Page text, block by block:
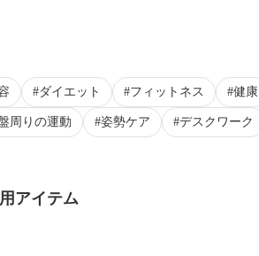
ダイエット フィットネス 健康
周りの運動 姿勢ケア デスクワーク
アイテム